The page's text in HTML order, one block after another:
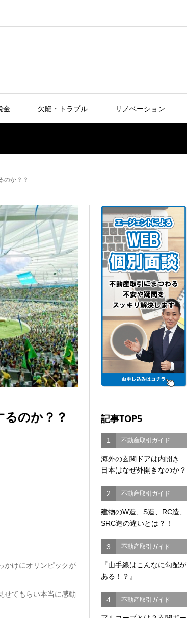
金 欠陥・トラブル リノベーション
のか？？
のか？？
かけにオリンピックが
せてもらい本当に感動
記事TOP5
1 不動産取引ガイド
海外の玄関ドアは内開き
日本はなぜ外開きなのか？
2 不動産取引ガイド
建物のW造、S造、RC造、
SRC造の違いとは？！
3 不動産取引ガイド
『山手線はこんなに勾配が
ある！？』
4 不動産取引ガイド